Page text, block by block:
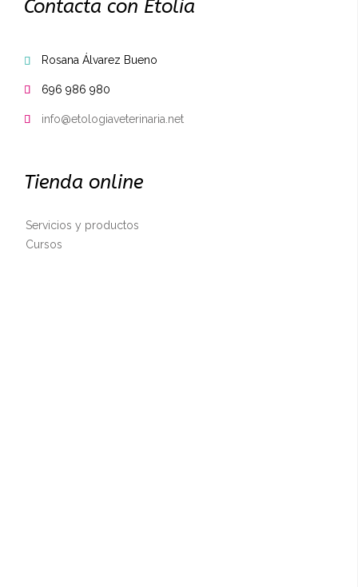
Contacta con Etolia
 Rosana Álvarez Bueno
 696 986 980
 info@etologiaveterinaria.net
Tienda online
Servicios y productos
Cursos